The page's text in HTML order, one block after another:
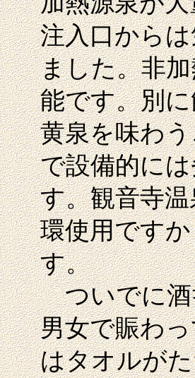
注入口から
ました。非
能です。別
黄泉を味わ
で設備的に
す。観音寺
環使用です
す。
ついでに酒
男女で賑わ
はタオルが